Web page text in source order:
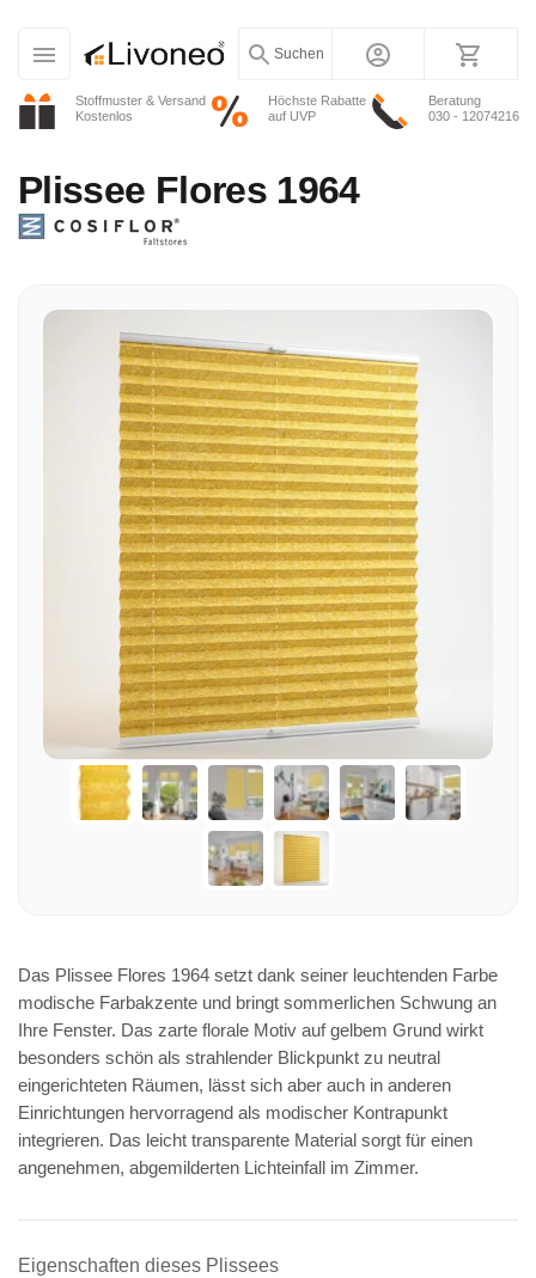
Stoffmuster & Versand
Kostenlos
Höchste Rabatte
auf UVP
Beratung
030 - 12074216
Suchen
Plissee Flores 1964
Das Plissee Flores 1964 setzt dank seiner leuchtenden Farbe
modische Farbakzente und bringt sommerlichen Schwung an
Ihre Fenster. Das zarte florale Motiv auf gelbem Grund wirkt
besonders schön als strahlender Blickpunkt zu neutral
eingerichteten Räumen, lässt sich aber auch in anderen
Einrichtungen hervorragend als modischer Kontrapunkt
integrieren. Das leicht transparente Material sorgt für einen
angenehmen, abgemilderten Lichteinfall im Zimmer.
Eigenschaften dieses Plissees